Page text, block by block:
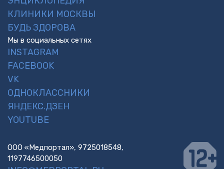
КЛИНИКИ МОСКВЫ
БУДЬ ЗДОРОВА
Мы в социальных сетях
INSTAGRAM
FACEBOOK
VK
ОДНОКЛАССНИКИ
ЯНДЕКС.ДЗЕН
YOUTUBE
ООО «Медпортал», 9725018548,
1197746500050